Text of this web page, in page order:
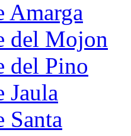
Amarga
del Mojon
del Pino
Jaula
Santa